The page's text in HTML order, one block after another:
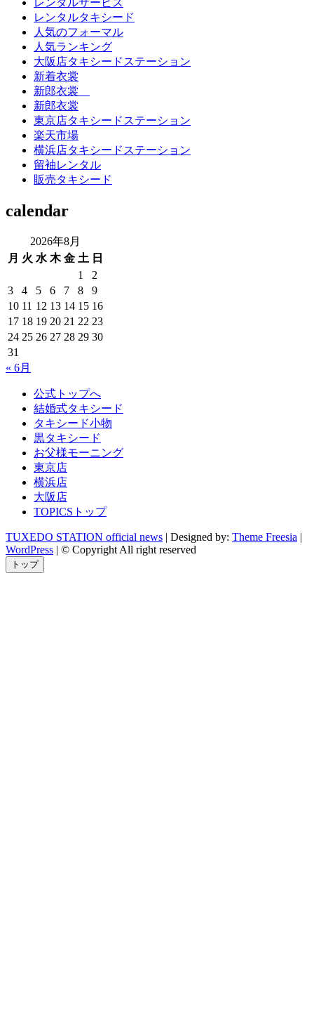
レンタルサービス
レンタルタキシード
人気のフォーマル
人気ランキング
大阪店タキシードステーション
新着衣裳
新郎衣裳
新郎衣裳
東京店タキシードステーション
楽天市場
横浜店タキシードステーション
留袖レンタル
販売タキシード
calendar
2026年8月
月 火 水 木 金 土 日
1
2
3
4 5 6 7 8
9
10 11 12 13 14 15 16
17 18 19 20 21 22 23
24 25 26 27 28 29 30
31
« 6月
公式トップへ
結婚式タキシード
タキシード小物
黒タキシード
お父様モーニング
東京店
横浜店
大阪店
TOPICSトップ
TUXEDO STATION official news | Designed by: Theme Freesia |
WordPress | © Copyright All right reserved
トップ